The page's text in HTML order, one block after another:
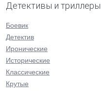
Детективы и триллеры
Боевик
Детектив
Иронические
Исторические
Классические
Крутые